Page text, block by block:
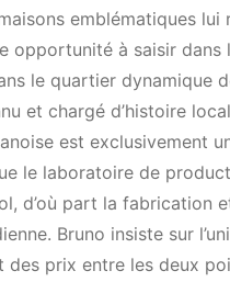
emblématiques lui
opportunité à saisir dans
le quartier dynamique
et chargé d’histoire
est exclusivement
le laboratoire de
d’où part la fabrication
Bruno insiste sur
des prix entre les deux